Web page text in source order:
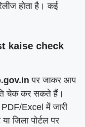
होता है। कई
kaise check
पर जाकर आप
चेक कर सकते हैं।
Excel में जारी
जिला पोर्टल पर